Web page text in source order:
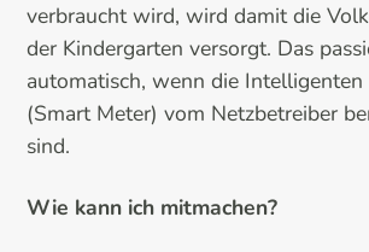
verbraucht wird, wird damit die
der Kindergarten versorgt. Das
automatisch, wenn die Intelligenten
(Smart Meter) vom Netzbetreiber
sind.
Wie kann ich mitmachen?